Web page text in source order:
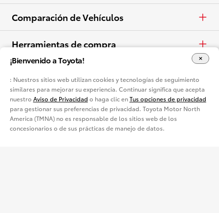
Ver todas las ofertas
Camionetas
Eléctricos
Ver todos los vehículos
Concesionarios
Lista de concesionarios
Comparación de Vehículos
Autos y minivans
Crossovers y SUV
Eléctricos
Herramientas de compra
Pide tu prueba de manejo
Contactar concesionario
Facebook
X
Vehículos Usados Certificados
Usados Certificados
Alquila un Toyota
¡Bienvenido a Toyota!
: Nuestros sitios web utilizan cookies y tecnologías de seguimiento
similares para mejorar su experiencia. Continuar significa que acepta
nuestro Aviso de Privacidad o haga clic enTus opciones de privacidad
para gestionar sus preferencias de privacidad. Toyota Motor North
America (TMNA) no es responsable de los sitios web de los
concesionarios o de sus prácticas de manejo de datos.